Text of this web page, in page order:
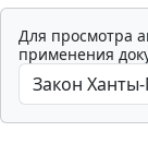
Для просмотра
применения